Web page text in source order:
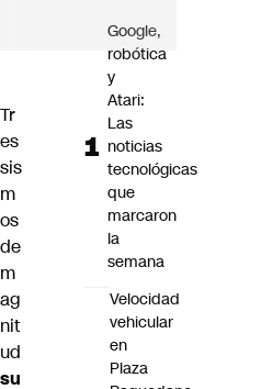
Tr
es
sis
m
os
de
m
ag
nit
ud
su
Google,
robótica
y
Atari:
Las
noticias
tecnológicas
que
marcaron
la
semana
Velocidad
vehicular
en
Plaza